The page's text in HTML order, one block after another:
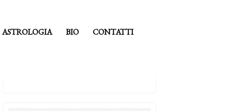
ASTROLOGIA BIO CONTATTI